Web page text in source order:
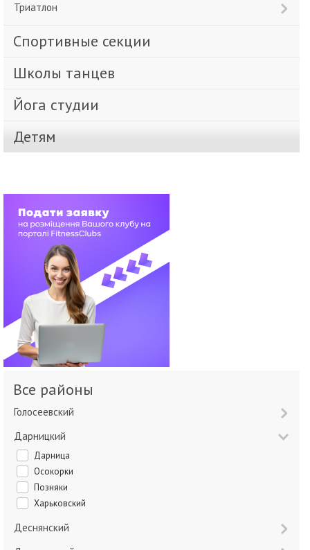
Триатлон
Спортивные секции
Школы танцев
Йога студии
Детям
Все районы
Голосеевский
Дарницкий
Дарница
Осокорки
Позняки
Харьковский
Деснянский